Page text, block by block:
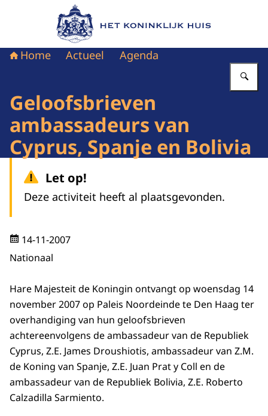
Naar de homepage van Het Koninklijk Huis
Home Actueel Agenda
Geloofsbrieven
ambassadeurs van
Cyprus, Spanje en Bolivia
Let op!
Deze activiteit heeft al plaatsgevonden.
14-11-2007
Nationaal
Hare Majesteit de Koningin ontvangt op woensdag 14
november 2007 op Paleis Noordeinde te Den Haag ter
overhandiging van hun geloofsbrieven
achtereenvolgens de ambassadeur van de Republiek
Cyprus, Z.E. James Droushiotis, ambassadeur van Z.M.
de Koning van Spanje, Z.E. Juan Prat y Coll en de
ambassadeur van de Republiek Bolivia, Z.E. Roberto
Calzadilla Sarmiento.